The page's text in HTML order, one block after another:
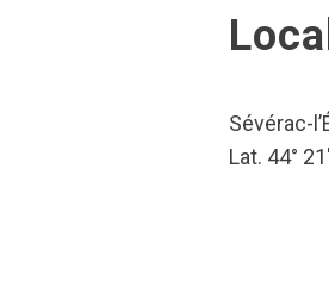
Sévérac-
Lat. 44°